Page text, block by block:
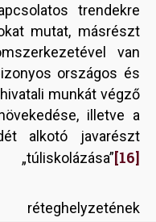
trendekre
mutat, másrészt
van
országos és
munkát végző
illetve a
alkotó javarészt
[16]